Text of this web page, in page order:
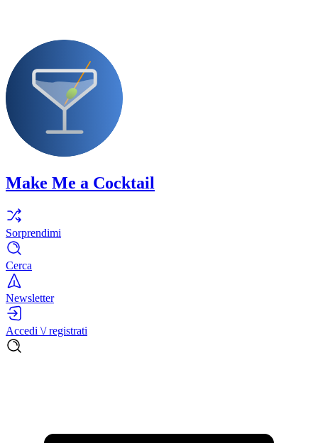
Make Me a Cocktail
Sorprendimi
Cerca
Newsletter
Accedi \/ registrati